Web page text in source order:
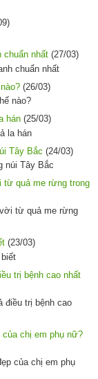
chuẩn nhất (27/03)
(26/03)
hán (25/03)
Tây Bắc (24/03)
từ quả me rừng trong
(23/03)
trị bệnh cao nhất
chị em phụ nữ?